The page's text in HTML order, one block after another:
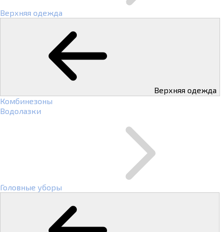
Верхняя одежда
Верхняя одежда
Комбинезоны
Водолазки
Головные уборы